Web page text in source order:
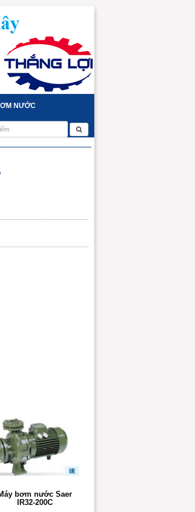
NƯỚC
bơm nước Saer
IR32-200C